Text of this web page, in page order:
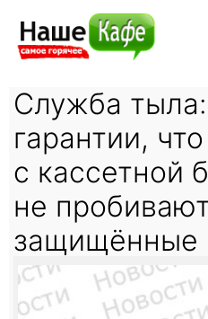
Служба
гарантии,
с кассетной
не
защищённые